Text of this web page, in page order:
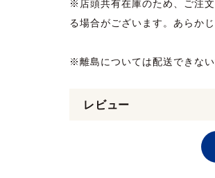
※店頭共有在庫のため、ご注
る場合がございます。あらか
※離島については配送できない
レビュー